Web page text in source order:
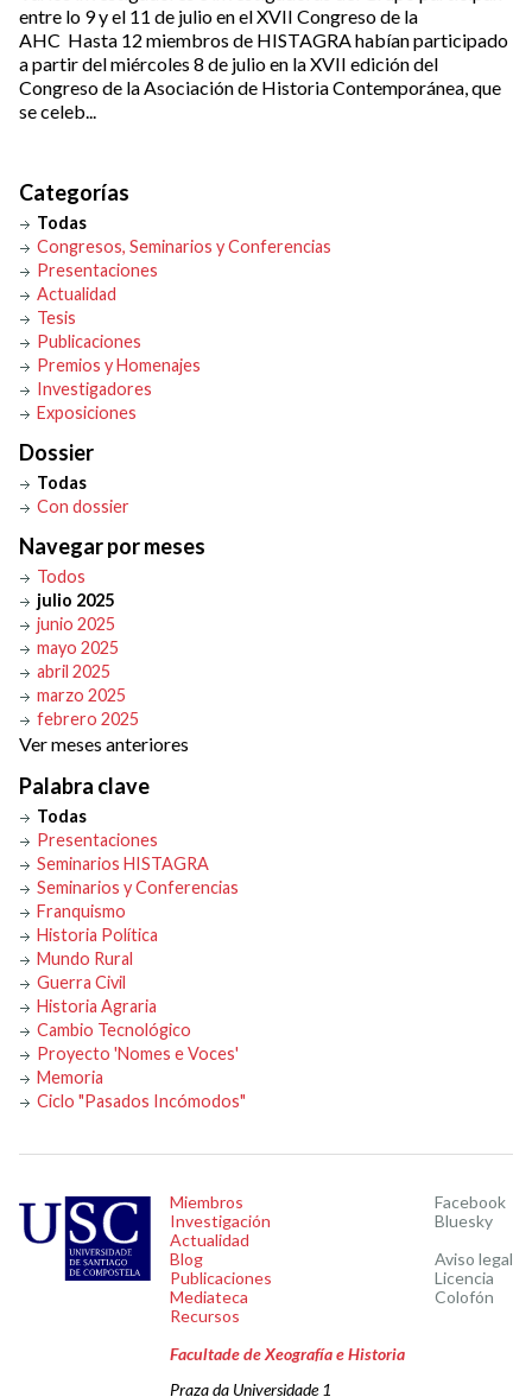
entre lo 9 y el 11 de julio en el XVII Congreso de la
AHC Hasta 12 miembros de HISTAGRA habían participado
a partir del miércoles 8 de julio en la XVII edición del
Congreso de la Asociación de Historia Contemporánea, que
se celeb...
Categorías
Todas
Congresos, Seminarios y Conferencias
Presentaciones
Actualidad
Tesis
Publicaciones
Premios y Homenajes
Investigadores
Exposiciones
Dossier
Todas
Con dossier
Navegar por meses
Todos
julio 2025
junio 2025
mayo 2025
abril 2025
marzo 2025
febrero 2025
Ver meses anteriores
Palabra clave
Todas
Presentaciones
Seminarios HISTAGRA
Seminarios y Conferencias
Franquismo
Historia Política
Mundo Rural
Guerra Civil
Historia Agraria
Cambio Tecnológico
Proyecto 'Nomes e Voces'
Memoria
Ciclo "Pasados Incómodos"
Miembros
Investigación
Actualidad
Blog
Publicaciones
Mediateca
Recursos
Facebook
Bluesky
Aviso legal
Licencia
Colofón
Facultade de Xeografía e Historia
Praza da Universidade 1